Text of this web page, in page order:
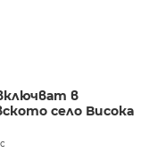
в
село Висока